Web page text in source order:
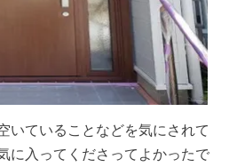
いていることなどを気にされて
に入ってくださってよかったで